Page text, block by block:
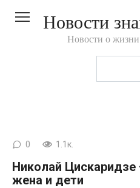
Новости
Новости о жизни
0 1.1к.
Николай Цискаридзе
жена и дети